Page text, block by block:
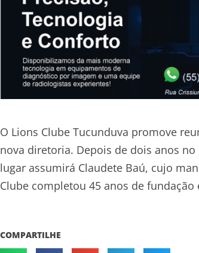
O Lions Clube Tucunduva promove
nova diretoria. Depois de dois anos
lugar assumirá Claudete Baú, cujo
Clube completou 45 anos de fundação
COMPARTILHE